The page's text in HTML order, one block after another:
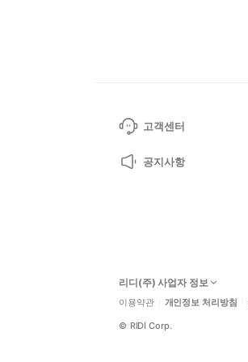
고객센터
공지사항
리디(주) 사업자 정보
이용약관 개인정보 처리방침
© RIDI Corp.